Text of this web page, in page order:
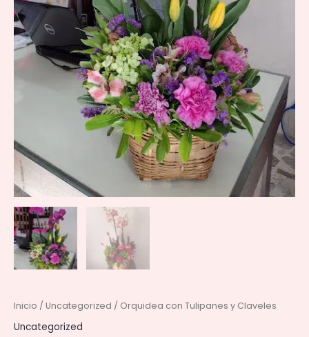
Inicio / Uncategorized / Orquidea con Tulipanes y Claveles
Uncategorized